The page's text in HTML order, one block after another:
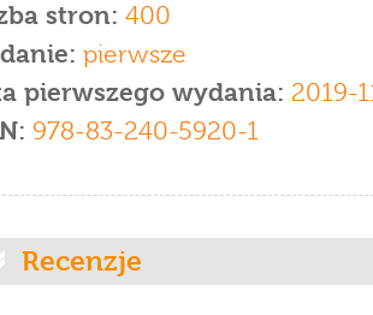
stron: 400
pierwsze
pierwszego wydania: 2019-
978-83-240-5920-1
Recenzje